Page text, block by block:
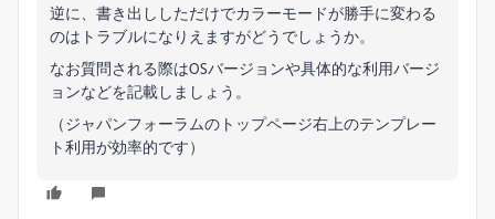
逆に、書き出ししただけでカラーモードが勝手に変わる
のはトラブルになりえますがどうでしょうか。
なお質問される際はOSバージョンや具体的な利用バージ
ョンなどを記載しましょう。
（ジャパンフォーラムのトップページ右上のテンプレー
ト利用が効率的です）